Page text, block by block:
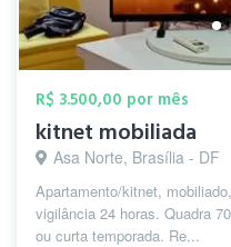
R$ 3.500,00 por mês
kitnet mobiliada
Asa Norte, Brasília - DF
Apartamento/kitnet,
vigilância 24 horas. Quadra
ou curta temporada. Re...